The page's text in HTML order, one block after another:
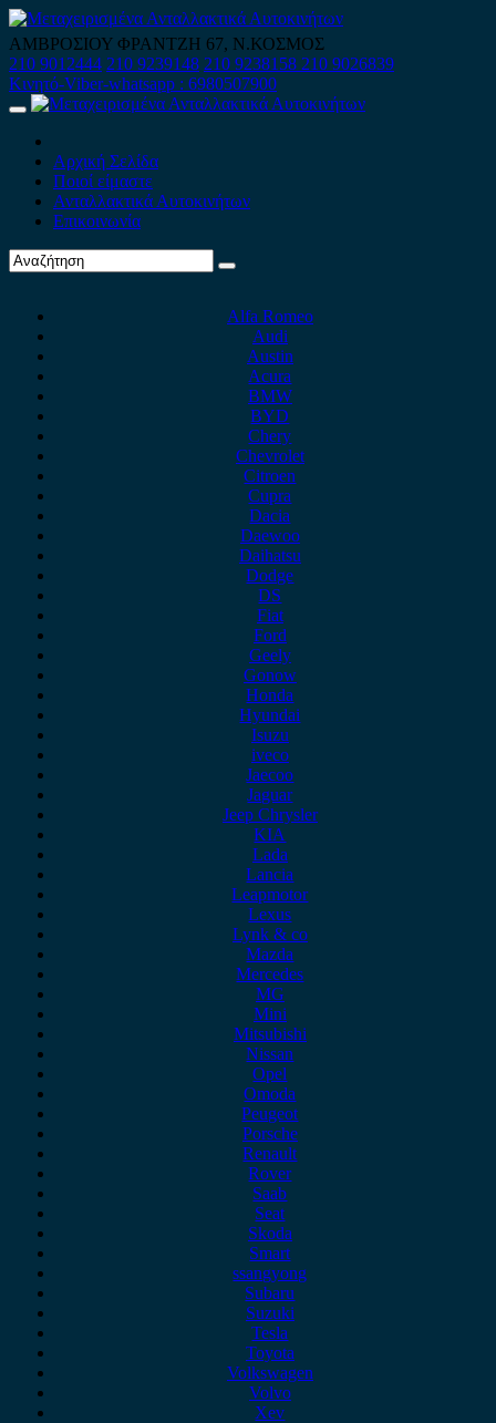
Skip
to
content
ΑΜΒΡΟΣΙΟΥ ΦΡΑΝΤΖΗ 67, Ν.ΚΟΣΜΟΣ
210 9012444 210 9239148 210 9238158 210 9026839
Κινητό-Viber-whatsapp : 6980507900
Primary
Αρχική Σελίδα
Ποιοί είμαστε
Ανταλλακτικά Αυτοκινήτων
Επικοινωνία
Alfa Romeo
Audi
Austin
Acura
BMW
BYD
Chery
Chevrolet
Citroen
Cupra
Dacia
Daewoo
Daihatsu
Dodge
DS
Fiat
Ford
Geely
Gonow
Honda
Hyundai
Isuzu
iveco
Jaecoo
Jaguar
Jeep Chrysler
KIA
Lada
Lancia
Leapmotor
Lexus
Lynk & co
Mazda
Mercedes
MG
Mini
Mitsubishi
Nissan
Opel
Omoda
Peugeot
Porsche
Renault
Rover
Saab
Seat
Skoda
Smart
ssangyong
Subaru
Suzuki
Tesla
Toyota
Volkswagen
Volvo
Xev